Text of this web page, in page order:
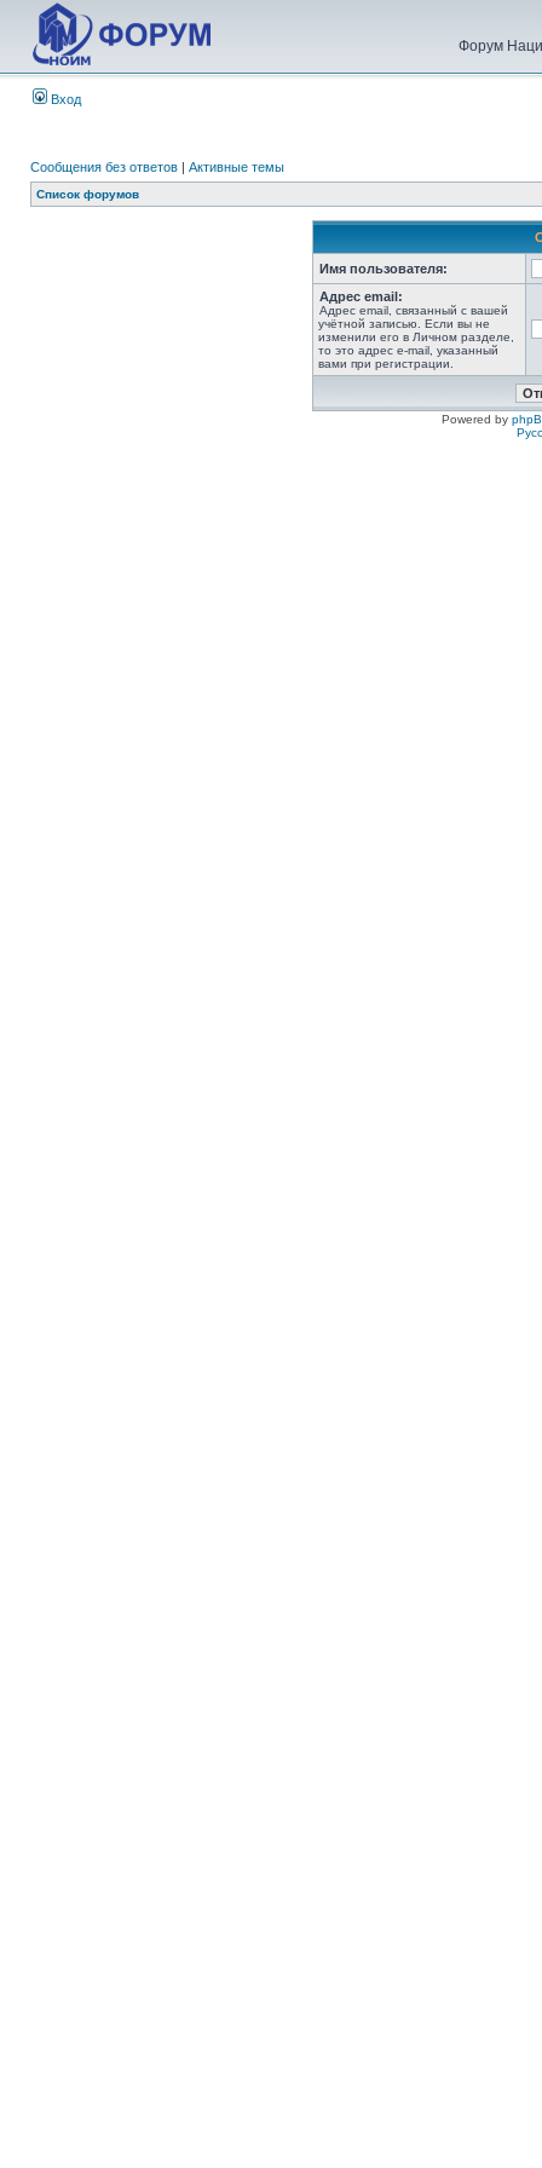
Форум
Вход
Сообщения без ответов | Активные темы
Список форумов
Имя пользователя:
Адрес email:
Адрес email, связанный с вашей
учётной записью. Если вы не
изменили его в Личном разделе,
то это адрес e-mail, указанный
вами при регистрации.
Powered by